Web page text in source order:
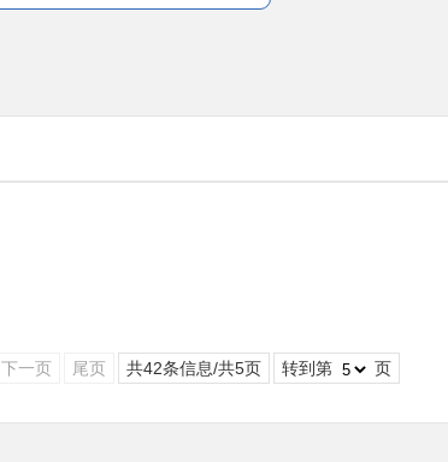
下一页 尾页 共42条信息/共5页 转到第 页